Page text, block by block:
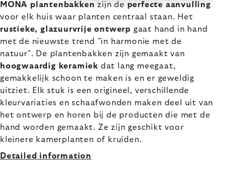
MONA plantenbakken zijn de perfecte aanvulling
voor elk huis waar planten centraal staan. Het
rustieke, glazuurvrije ontwerp gaat hand in hand
met de nieuwste trend "in harmonie met de
natuur". De plantenbakken zijn gemaakt van
hoogwaardig keramiek dat lang meegaat,
gemakkelijk schoon te maken is en er geweldig
uitziet. Elk stuk is een origineel, verschillende
kleurvariaties en schaafwonden maken deel uit van
het ontwerp en horen bij de producten die met de
hand worden gemaakt. Ze zijn geschikt voor
kleinere kamerplanten of kruiden.
Detailed information